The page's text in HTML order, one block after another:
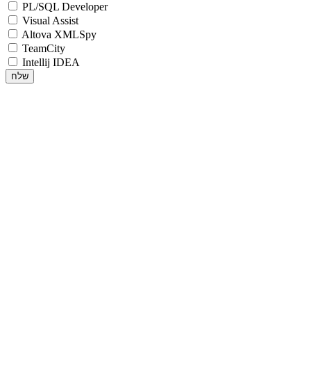
PL/SQL Developer
Visual Assist
Altova XMLSpy
TeamCity
Intellij IDEA